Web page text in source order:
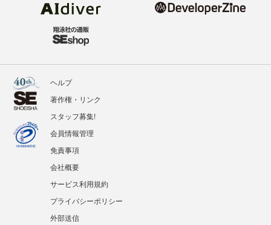
ヘルプ
著作権・リンク
スタッフ募集!
会員情報管理
免責事項
会社概要
サービス利用規約
プライバシーポリシー
外部送信